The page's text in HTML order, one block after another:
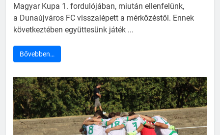
Magyar Kupa 1. fordulójában, miután ellenfelünk,
a Dunaújváros FC visszalépett a mérkőzéstől. Ennek
következtében együttesünk játék ...
Bővebben…